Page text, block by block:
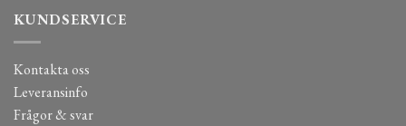
KUNDSERVICE
Kontakta oss
Leveransinfo
Frågor & svar